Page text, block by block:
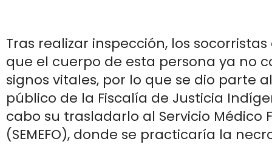
Tras realizar inspección, los
que el cuerpo de esta persona ya no
signos vitales, por lo que se dio parte
público de la Fiscalía de Justicia
cabo su trasladarlo al Servicio Médico
(SEMEFO), donde se practicaría la